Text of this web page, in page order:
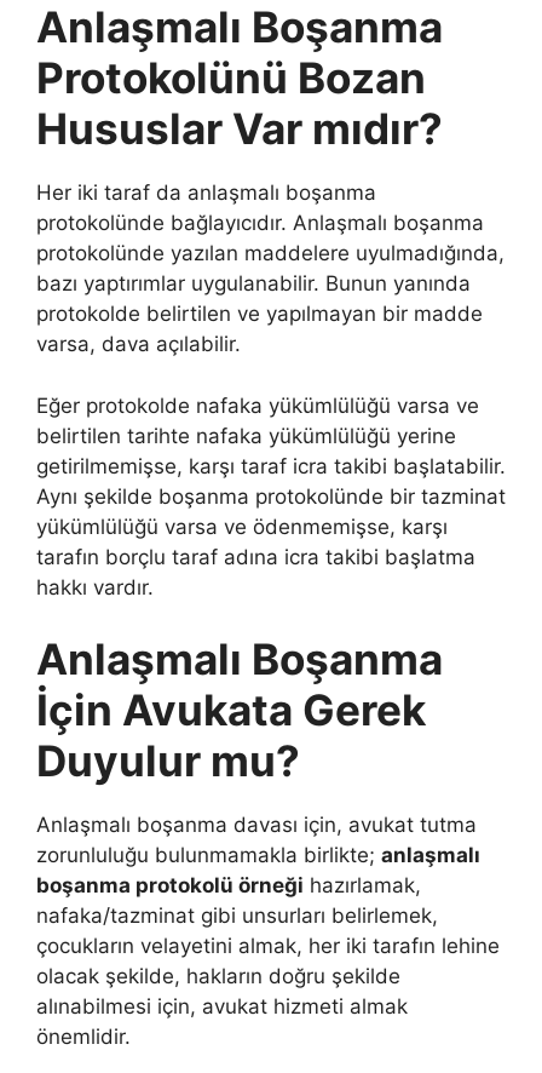
Anlaşmalı Boşanma
Protokolünü Bozan
Hususlar Var mıdır?
Her iki taraf da anlaşmalı boşanma
protokolünde bağlayıcıdır. Anlaşmalı boşanma
protokolünde yazılan maddelere uyulmadığında,
bazı yaptırımlar uygulanabilir. Bunun yanında
protokolde belirtilen ve yapılmayan bir madde
varsa, dava açılabilir.
Eğer protokolde nafaka yükümlülüğü varsa ve
belirtilen tarihte nafaka yükümlülüğü yerine
getirilmemişse, karşı taraf icra takibi başlatabilir.
Aynı şekilde boşanma protokolünde bir tazminat
yükümlülüğü varsa ve ödenmemişse, karşı
tarafın borçlu taraf adına icra takibi başlatma
hakkı vardır.
Anlaşmalı Boşanma
İçin Avukata Gerek
Duyulur mu?
Anlaşmalı boşanma davası için, avukat tutma
zorunluluğu bulunmamakla birlikte; anlaşmalı
boşanma protokolü örneği hazırlamak,
nafaka/tazminat gibi unsurları belirlemek,
çocukların velayetini almak, her iki tarafın lehine
olacak şekilde, hakların doğru şekilde
alınabilmesi için, avukat hizmeti almak
önemlidir.